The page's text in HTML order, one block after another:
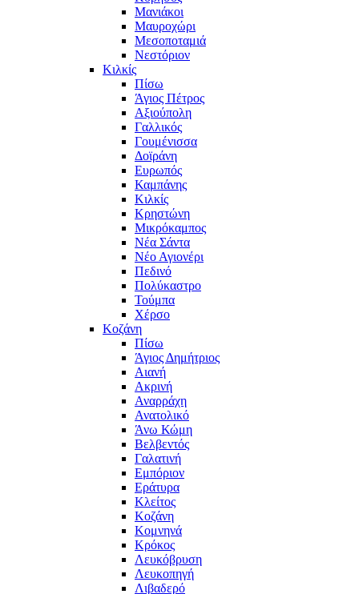
Μανιάκοι
Μαυροχώρι
Μεσοποταμιά
Νεστόριον
Κιλκίς
Πίσω
Άγιος Πέτρος
Αξιούπολη
Γαλλικός
Γουμένισσα
Δοϊράνη
Ευρωπός
Καμπάνης
Κιλκίς
Κρηστώνη
Μικρόκαμπος
Νέα Σάντα
Νέο Αγιονέρι
Πεδινό
Πολύκαστρο
Τούμπα
Χέρσο
Κοζάνη
Πίσω
Άγιος Δημήτριος
Αιανή
Ακρινή
Αναρράχη
Ανατολικό
Άνω Κώμη
Βελβεντός
Γαλατινή
Εμπόριον
Εράτυρα
Κλείτος
Κοζάνη
Κομνηνά
Κρόκος
Λευκόβρυση
Λευκοπηγή
Λιβαδερό